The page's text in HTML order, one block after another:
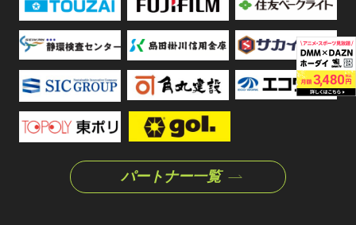
パートナー一覧